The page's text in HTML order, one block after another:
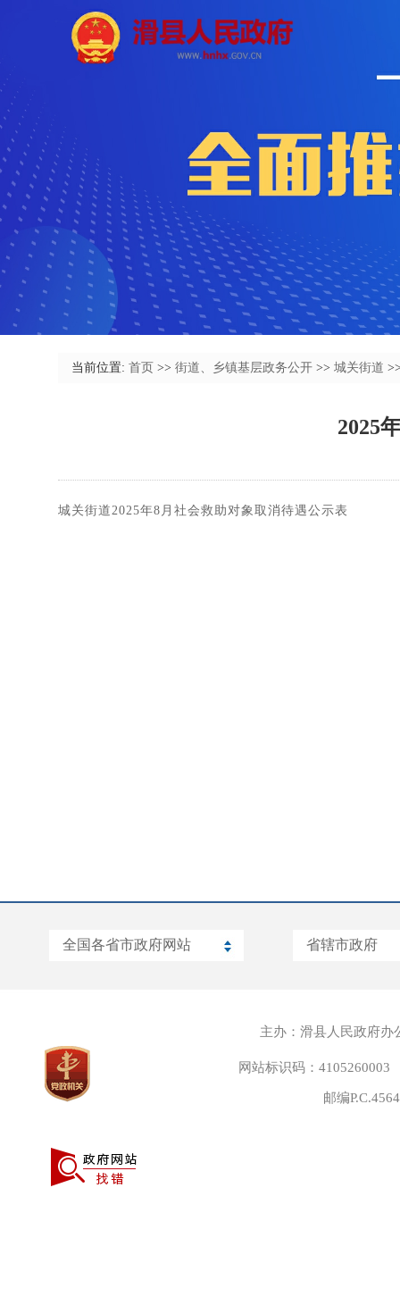
当前位置: 首页 >> 街道、乡镇基层政务公开 >> 城关街道
2025
城关街道2025年8月社会救助对象取消待遇公示表
主办：滑县人民政府办
网站标识码：4105260003
邮编